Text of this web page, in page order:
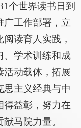
个世界读书日到
广工作部署，立
读育人实践，
、学术训练和成
活动载体，拓展
思主义经典与中
得益彰，努力在
马院力量。